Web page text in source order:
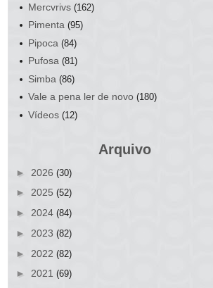
Mercvrivs (162)
Pimenta (95)
Pipoca (84)
Pufosa (81)
Simba (86)
Vale a pena ler de novo (180)
Vídeos (12)
Arquivo
► 2026 (30)
► 2025 (52)
► 2024 (84)
► 2023 (82)
► 2022 (82)
► 2021 (69)